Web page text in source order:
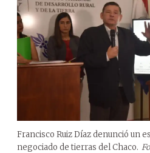
Francisco Ruiz Díaz denunció un
negociado de tierras del Chaco.